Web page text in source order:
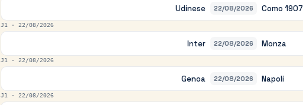
Udinese 22/08/2026 Como 1907
J1 · 22/08/2026
Inter 22/08/2026 Monza
J1 · 22/08/2026
Genoa 22/08/2026 Napoli
J1 · 22/08/2026